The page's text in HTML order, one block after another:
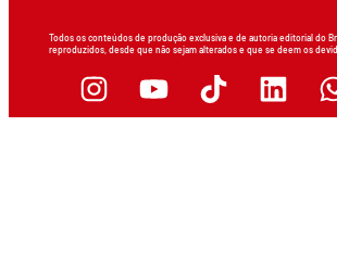
Todos os conteúdos de produção exclusiva e de autoria editorial do
reproduzidos, desde que não sejam alterados e que se deem os